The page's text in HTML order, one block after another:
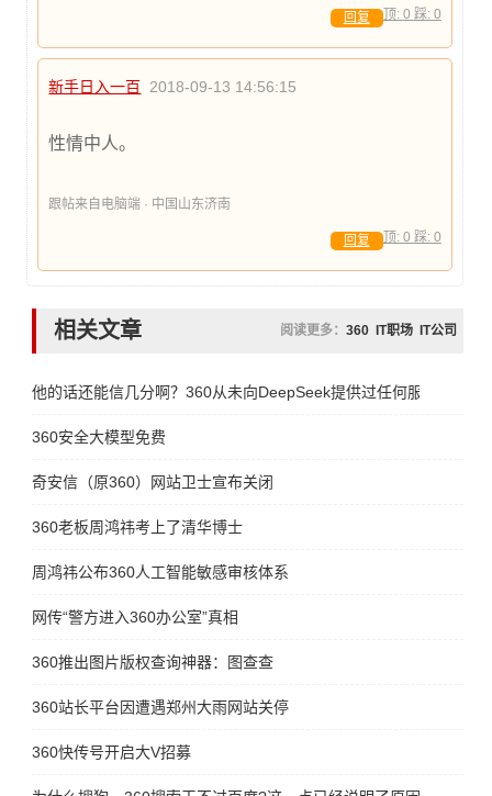
顶: 0 踩: 0
回复
新手日入一百 2018-09-13 14:56:15
性情中人。
跟帖来自电脑端 · 中国山东济南
顶: 0 踩: 0
回复
相关文章 阅读更多： 360 IT职场 IT公司
他的话还能信几分啊？360从未向DeepSeek提供过任何服务！
360安全大模型免费
奇安信（原360）网站卫士宣布关闭
360老板周鸿祎考上了清华博士
周鸿祎公布360人工智能敏感审核体系
网传“警方进入360办公室”真相
360推出图片版权查询神器：图查查
360站长平台因遭遇郑州大雨网站关停
360快传号开启大V招募